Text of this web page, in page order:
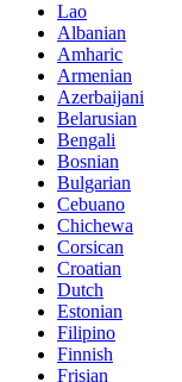
Lao
Albanian
Amharic
Armenian
Azerbaijani
Belarusian
Bengali
Bosnian
Bulgarian
Cebuano
Chichewa
Corsican
Croatian
Dutch
Estonian
Filipino
Finnish
Frisian